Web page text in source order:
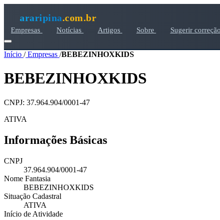
araripina.com.br
Empresas Notícias Artigos Sobre Sugerir
Início /Empresas /BEBEZINHOXKIDS
BEBEZINHOXKIDS
CNPJ: 37.964.904/0001-47
ATIVA
Informações Básicas
CNPJ
37.964.904/0001-47
Nome Fantasia
BEBEZINHOXKIDS
Situação Cadastral
ATIVA
Início de Atividade